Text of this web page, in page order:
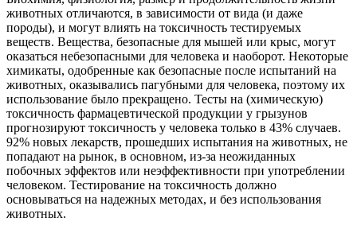
животных отличаются, в зависимости от вида (и даже
породы), и могут влиять на токсичность тестируемых
веществ. Вещества, безопасные для мышей или крыс, могут
оказаться небезопасными для человека и наоборот. Некоторые
химикаты, одобренные как безопасные после испытаний на
животных, оказывались пагубными для человека, поэтому их
использование было прекращено. Тесты на (химическую)
токсичность фармацевтической продукции у грызунов
прогнозируют токсичность у человека только в 43% случаев.
92% новых лекарств, прошедших испытания на животных, не
попадают на рынок, в основном, из-за неожиданных
побочных эффектов или неэффективности при употреблении
человеком. Тестирование на токсичность должно
основываться на надежных методах, и без использования
животных.